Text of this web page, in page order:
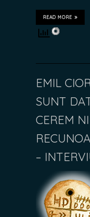
READ MORE
EMIL
SUNT
CEREM
–